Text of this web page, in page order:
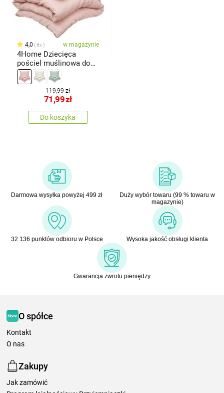
4,0 6x w magazynie
4Home Dziecięca
pościel muślinowa do
łóżeczka Rose, 100 x
135 cm, 40 x 60 cm
119,99 zł
71,99zł
Do koszyka
Darmowa wysyłka powyżej 499 zł
Duży wybór towaru (99 % towaru w
magazynie)
32 136 punktów odbioru w Polsce Wysoka jakość obsługi klienta
Gwarancja zwrotu pieniędzy
O spółce
Kontakt
O nas
Zakupy
Jak zamówić